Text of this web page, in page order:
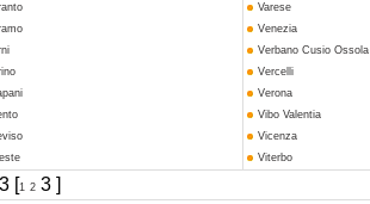
Varese
Venezia
Verbano Cusio Ossola
Vercelli
Verona
Vibo Valentia
Vicenza
Viterbo
[1 2 3 ]